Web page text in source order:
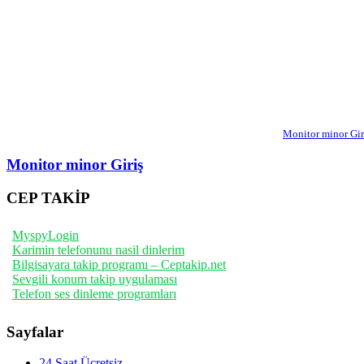
Monitor minor
Monitor minor Giriş
CEP TAKİP
MyspyLogin
Karimin telefonunu nasil dinlerim
Bilgisayara takip programı – Ceptakip.net
Sevgili konum takip uygulaması
Telefon ses dinleme programları
Sayfalar